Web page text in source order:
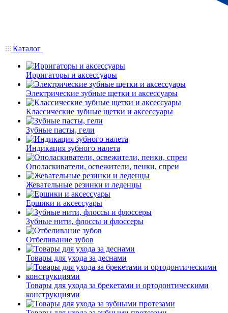
Каталог
Ирригаторы и аксессуары
Электрические зубные щетки и аксессуары
Классические зубные щетки и аксессуары
Зубные пасты, гели
Индикация зубного налета
Ополаскиватели, освежители, пенки, спреи
Жевательные резинки и леденцы
Ершики и аксессуары
Зубные нити, флоссы и флоссеры
Отбеливание зубов
Товары для ухода за деснами
Товары для ухода за брекетами и ортодонтическими
конструкциями